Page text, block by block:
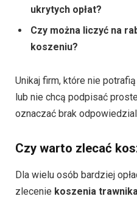
ukrytych opłat?
Czy można liczyć na
koszeniu?
Unikaj firm, które nie
lub nie chcą podpisać
oznaczać brak
Czy warto zlecać
Dla wielu osób bardziej
zlecenie koszenia